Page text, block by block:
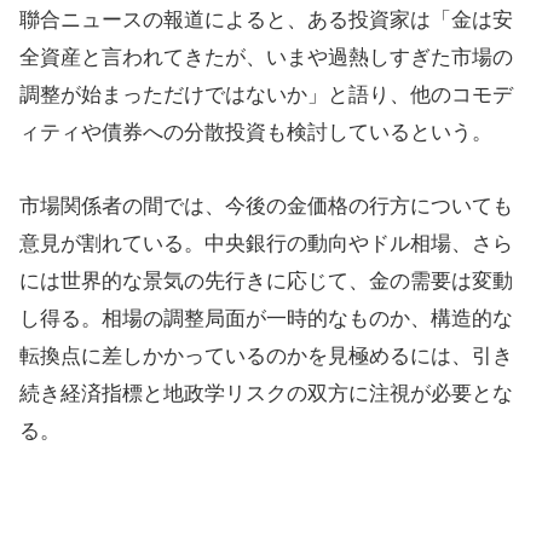
聯合ニュースの報道によると、ある投資家は「金は安
全資産と言われてきたが、いまや過熱しすぎた市場の
調整が始まっただけではないか」と語り、他のコモデ
ィティや債券への分散投資も検討しているという。
市場関係者の間では、今後の金価格の行方についても
意見が割れている。中央銀行の動向やドル相場、さら
には世界的な景気の先行きに応じて、金の需要は変動
し得る。相場の調整局面が一時的なものか、構造的な
転換点に差しかかっているのかを見極めるには、引き
続き経済指標と地政学リスクの双方に注視が必要とな
る。